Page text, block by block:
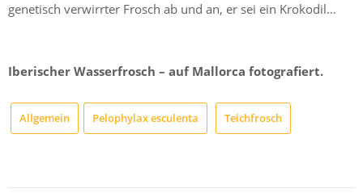
genetisch verwirrter Frosch ab und an, er sei ein Krokodil…
Iberischer Wasserfrosch – auf Mallorca fotografiert.
Allgemein Pelophylax esculenta Teichfrosch